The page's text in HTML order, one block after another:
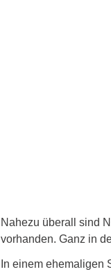
Nahezu überall sind
vorhanden. Ganz in
In einem ehemaligen